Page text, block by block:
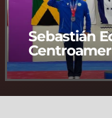
Sebastián